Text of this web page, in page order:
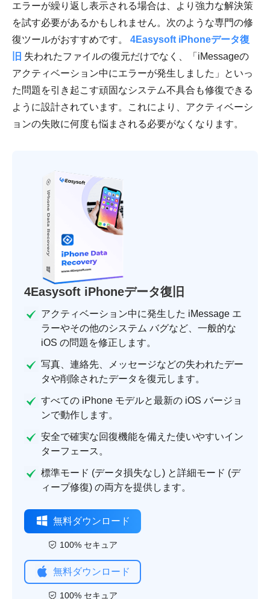
エラーが繰り返し表示される場合は、より強力な解決策
を試す必要があるかもしれません。次のような専門の修
復ツールがおすすめです。 4Easysoft iPhoneデータ復
旧 失われたファイルの復元だけでなく、「iMessageの
アクティベーション中にエラーが発生しました」といっ
た問題を引き起こす頑固なシステム不具合も修復できる
ように設計されています。これにより、アクティベーシ
ョンの失敗に何度も悩まされる必要がなくなります。
4Easysoft iPhoneデータ復旧
アクティベーション中に発生した iMessage エ
ラーやその他のシステム バグなど、一般的な
iOS の問題を修正します。
写真、連絡先、メッセージなどの失われたデー
タや削除されたデータを復元します。
すべての iPhone モデルと最新の iOS バージョ
ンで動作します。
安全で確実な回復機能を備えた使いやすいイン
ターフェース。
標準モード (データ損失なし) と詳細モード (デ
ィープ修復) の両方を提供します。
無料ダウンロード
100% セキュア
無料ダウンロード
100% セキュア